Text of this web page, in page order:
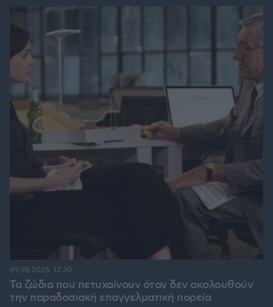
Τα ζώδια που πετυχαίνουν όταν δεν ακολουθούν
την παραδοσιακή επαγγελματική πορεία
09.08.2026, 12:30